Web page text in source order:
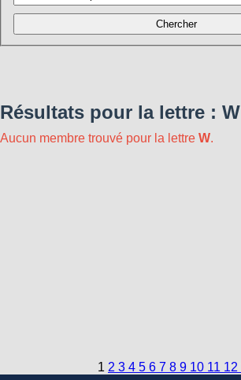
Résultats pour la lettre : W
Aucun membre trouvé pour la lettre W.
1 2 3 4 5 6 7 8 9 10 11 12